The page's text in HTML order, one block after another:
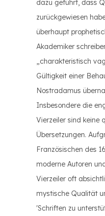
dazu geführt, dass
zurückgewiesen
überhaupt
Akademiker
„charakteristisch
Gültigkeit einer
Nostradamus
Insbesondere die
Vierzeiler sind keine
Übersetzungen.
Französischen des
moderne Autoren
Vierzeiler oft
mystische Qualität
'Schriften zu